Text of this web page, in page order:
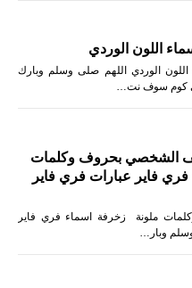
اللون الوردي
اللون الوردي اللهم صلى وسلم وبارك
كوم سوف نت…
الشخصي بحروف وكلمات
فاير عبارات فري فاير
ملونة زخرفة اسماء فري فاير
وبار…